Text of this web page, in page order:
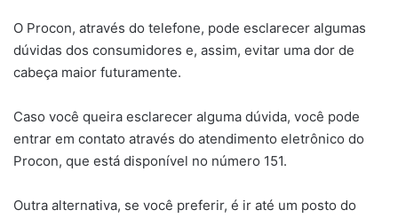
O Procon, através do telefone, pode esclarecer algumas
dúvidas dos consumidores e, assim, evitar uma dor de
cabeça maior futuramente.
Caso você queira esclarecer alguma dúvida, você pode
entrar em contato através do atendimento eletrônico do
Procon, que está disponível no número 151.
Outra alternativa, se você preferir, é ir até um posto do